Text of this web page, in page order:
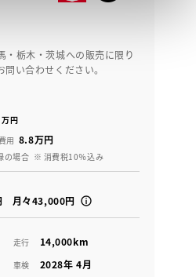
・栃木・茨城への販売に限り
い合わせください。
万円
用 8.8万円
の場合 ※ 消費税10％込み
月々43,000円
走行 14,000km
車検 2028年 4月